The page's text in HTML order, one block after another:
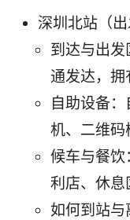
深圳北站（出
到达与出
通发达，拥
自助设备
机、二维码
候车与餐饮
利店、休息
如何到站与